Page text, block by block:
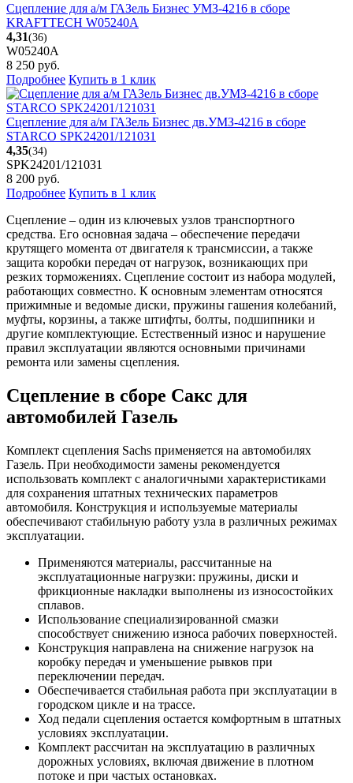
Сцепление для а/м ГАЗель Бизнес УМЗ-4216 в сборе
KRAFTTECH W05240A
4,31(36)
W05240A
8 250 руб.
Подробнее Купить в 1 клик
Сцепление для а/м ГАЗель Бизнес дв.УМЗ-4216 в сборе
STARCO SPK24201/121031
4,35(34)
SPK24201/121031
8 200 руб.
Подробнее Купить в 1 клик
Сцепление – один из ключевых узлов транспортного
средства. Его основная задача – обеспечение передачи
крутящего момента от двигателя к трансмиссии, а также
защита коробки передач от нагрузок, возникающих при
резких торможениях. Сцепление состоит из набора модулей,
работающих совместно. К основным элементам относятся
прижимные и ведомые диски, пружины гашения колебаний,
муфты, корзины, а также штифты, болты, подшипники и
другие комплектующие. Естественный износ и нарушение
правил эксплуатации являются основными причинами
ремонта или замены сцепления.
Сцепление в сборе Сакс для
автомобилей Газель
Комплект сцепления Sachs применяется на автомобилях
Газель. При необходимости замены рекомендуется
использовать комплект с аналогичными характеристиками
для сохранения штатных технических параметров
автомобиля. Конструкция и используемые материалы
обеспечивают стабильную работу узла в различных режимах
эксплуатации.
Применяются материалы, рассчитанные на
эксплуатационные нагрузки: пружины, диски и
фрикционные накладки выполнены из износостойких
сплавов.
Использование специализированной смазки
способствует снижению износа рабочих поверхностей.
Конструкция направлена на снижение нагрузок на
коробку передач и уменьшение рывков при
переключении передач.
Обеспечивается стабильная работа при эксплуатации в
городском цикле и на трассе.
Ход педали сцепления остается комфортным в штатных
условиях эксплуатации.
Комплект рассчитан на эксплуатацию в различных
дорожных условиях, включая движение в плотном
потоке и при частых остановках.